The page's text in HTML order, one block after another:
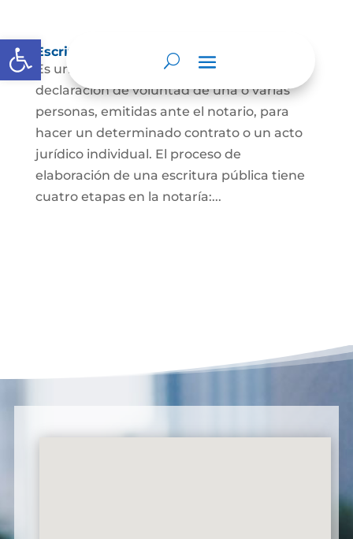
Abrir barra de herramientas
Escritura Pública
Es un documento que contiene la
declaración de voluntad de una o varias
personas, emitidas ante el notario, para
hacer un determinado contrato o un acto
jurídico individual. El proceso de
elaboración de una escritura pública tiene
cuatro etapas en la notaría:...